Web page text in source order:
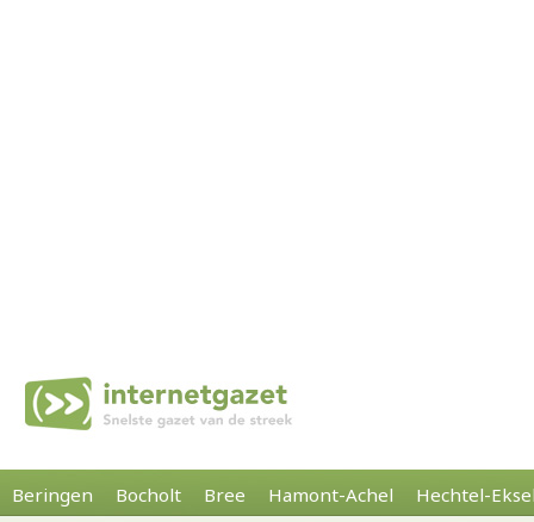
Beringen Bocholt Bree Hamont-Achel Hechtel-